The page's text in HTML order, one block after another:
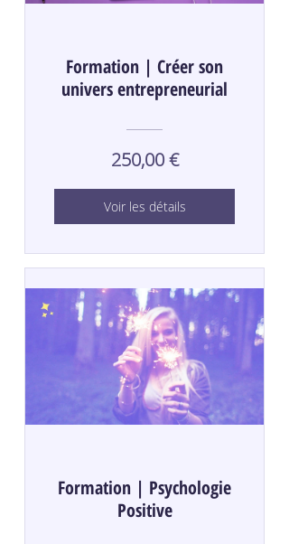
Formation | Créer son
univers entrepreneurial
250,00 €
Voir les détails
Formation | Psychologie
Positive